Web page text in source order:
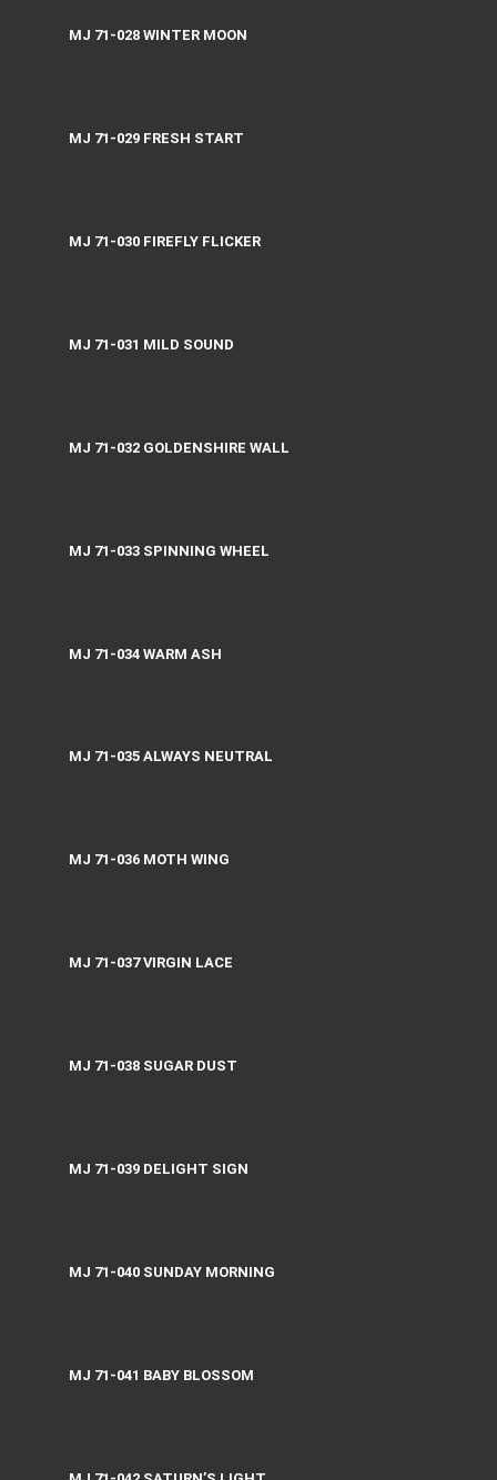
MJ 71-028 WINTER MOON
MJ 71-029 FRESH START
MJ 71-030 FIREFLY FLICKER
MJ 71-031 MILD SOUND
MJ 71-032 GOLDENSHIRE WALL
MJ 71-033 SPINNING WHEEL
MJ 71-034 WARM ASH
MJ 71-035 ALWAYS NEUTRAL
MJ 71-036 MOTH WING
MJ 71-037 VIRGIN LACE
MJ 71-038 SUGAR DUST
MJ 71-039 DELIGHT SIGN
MJ 71-040 SUNDAY MORNING
MJ 71-041 BABY BLOSSOM